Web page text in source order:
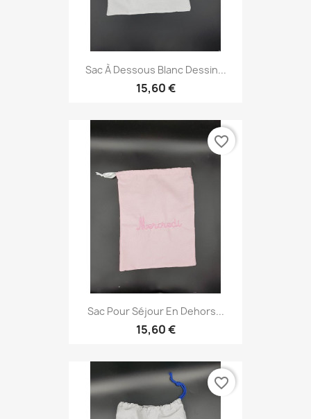
Sac À Dessous Blanc Dessin...
15,60 €
Sac Pour Séjour En Dehors...
15,60 €
favorite_border
favorite_border